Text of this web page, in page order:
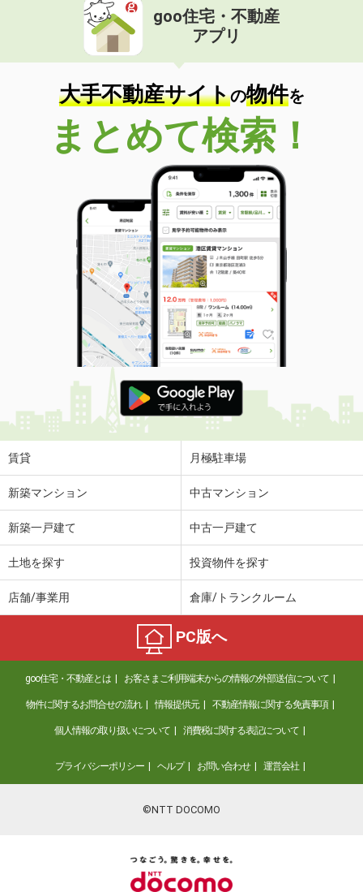
goo住宅・不動産
アプリ
大手不動産サイトの物件を
まとめて検索！
賃貸 月極駐車場
新築マンション 中古マンション
新築一戸建て 中古一戸建て
土地を探す 投資物件を探す
店舗/事業用 倉庫/トランクルーム
PC版へ
goo住宅・不動産とは お客さまご利用端末からの情報の外部送信について
物件に関するお問合せの流れ 情報提供元 不動産情報に関する免責事項
個人情報の取り扱いについて 消費税に関する表記について
プライバシーポリシー ヘルプ お問い合わせ 運営会社
©NTT DOCOMO